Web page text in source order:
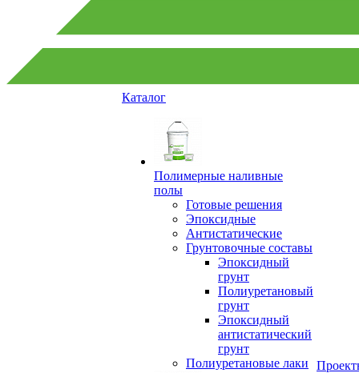
Каталог
Полимерные наливные
полы
Готовые решения
Эпоксидные
Антистатические
Грунтовочные составы
Эпоксидный
грунт
Полиуретановый
грунт
Эпоксидный
антистатический
грунт
Полиуретановые лаки